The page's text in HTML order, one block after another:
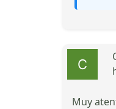
Muy